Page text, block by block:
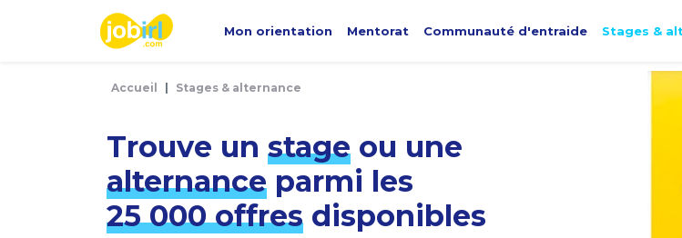
Mon orientation Mentorat Communauté d'entraide Stages &
Accueil Stages & alternance
Trouve un stage ou une
alternance parmi les
25 000 offres disponibles
Panneau de gestion des cookies